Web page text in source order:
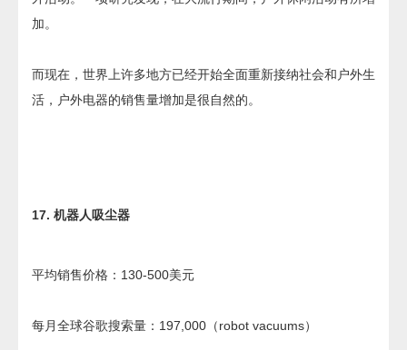
加。
而现在，世界上许多地方已经开始全面重新接纳社会和户外生
活，户外电器的销售量增加是很自然的。
17. 机器人吸尘器
平均销售价格：130-500美元
每月全球谷歌搜索量：197,000（robot vacuums）